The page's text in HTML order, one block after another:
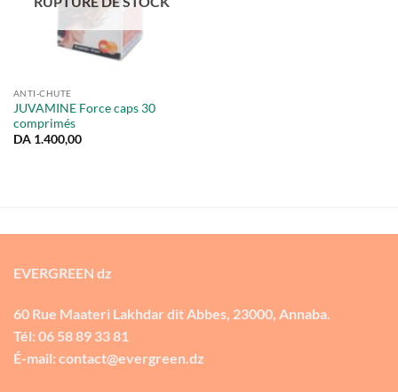
ANTI-CHUTE
JUVAMINE Force caps 30
comprimés
DA1.400,00
EVERGREEN dz
60 Rue Maateri Lakhdar dit Abbes, 23000, Annaba.
Tél: 06 58 89 33 81
É-mail: contact@evergreen.dz